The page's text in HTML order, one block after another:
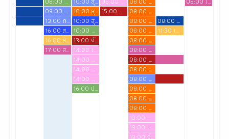
09:00 การเรียน
13:00 การเรียน
16:00 สอนภาคทดลองวิชาการรักษาโรคเบื้องต้นสำหรับพยาบาล
16:00 สอนภาคทดลองวิชาการรักษาโรคเบื้องต้นสำหรับพยาบาล ขอใช้ห้องข้างห้องปฏิบัติการพยาบาลอนามัยชุมชน
17:00 สอบวิชาการพยาบาลพื้นฐาน
10:00 สุขภาพชุมชน 1
10:00 สุขภาพชุมชน 1
10:00 ฝึกทดลองสนทนาทางจิต
13:00 จัดเตรียมสถานที่ ห้องประชุมศรีตรัง เพื่อซ้อมรับประกาศนียบัตร นศ.ผู้ช่วยพยาบาล
14:00 เจียมใจ ไทรงาม
14:00 อรอนงค์ เลื่องอรุณ
14:00 ดวงใจ สวัสดี
14:00 ญาตา พลประสิทธิ์
16:00 ประชุมคณะกรรมการบริหารฯ วาระพิเศษ/2569
15:00 ฝึกซ้อมรับประกาศนียบัตรผู้ช่วยพยาบาล
08:00 ผศ.นันทยา เสนีย์ สอนวิชาเภสัชวิทยา
08:00 ผศ.นันทยา เสนีย์ สอนวิชาเภสัชวิทยา
08:00 ผศ.นันทยา เสนีย์ สอนวิชาเภสัชวิทยา
08:00 ผศ.นันทยา เสนีย์ สอนวิชาเภสัชวิทยา
08:00 ปัจฉิมนิเทศนักศึกษา ผู้ช่วยพยาบาล
08:00 ซ้อมรับประกาศนียบัตร นักศึกษาผู้ช่วยพยาบาลรุ่นที่ 17
08:00 ผศ.นันทยา เสนีย์ สอนวิชาเภสัชวิทยา
08:00 การเรียน
08:00 ผศ.นันทยา เสนีย์ สอนวิชาเภสัชวิทยา
08:00 ผศ.นันทยา เสนีย์ สอนวิชาเภสัชวิทยา
08:00 ผศ.นันทยา เสนีย์ สอนวิชาเภสัชวิทยา
13:00 ญาตา พลประสิทธิ์
13:00 เจียมใจ ไทรงาม
13:00 อรอนงค์ เลื่องอรุณ
08:00 สอนภาคทดลองวิชาการรักษาโรคเบื้องต้นสำหรับพยาบาล
11:30 เรียน PMC ภาคทดลอง